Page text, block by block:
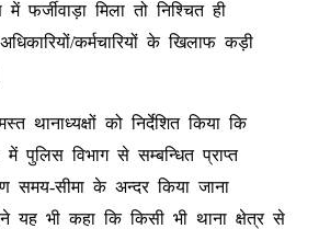
में फर्जीवाड़ा मिला तो निश्चित ही
कर्मचारियों के खिलाफ कड़ी
थानाध्यक्षों को निर्देशित किया कि
में पुलिस विभाग से सम्बन्धित प्राप्त
समय-सीमा के अन्दर किया जाना
यह भी कहा कि किसी भी थाना क्षेत्र से